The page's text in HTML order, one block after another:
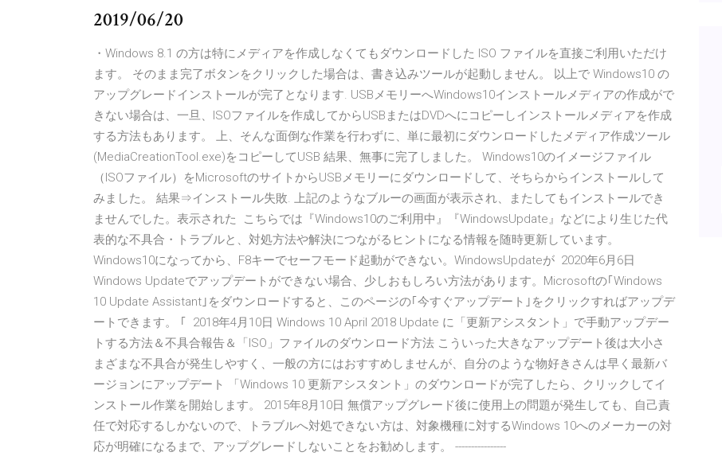
2019/06/20
・Windows 8.1 の⽅は特にメディアを作成しなくてもダウンロードした ISO ファイルを直接ご利⽤いただけ
ます。 そのまま完了ボタンをクリックした場合は、書き込みツールが起動しません。 以上で Windows10 の
アップグレードインストールが完了となります. USBメモリーへWindows10インストールメディアの作成がで
きない場合は、一旦、ISOファイルを作成してからUSBまたはDVDへにコピーしインストールメディアを作成
する方法もあります。 上、そんな面倒な作業を行わずに、単に最初にダウンロードしたメディア作成ツール
(MediaCreationTool.exe)をコピーしてUSB 結果、無事に完了しました。 Windows10のイメージファイル
（ISOファイル）をMicrosoftのサイトからUSBメモリーにダウンロードして、そちらからインストールして
みました。 結果⇒インストール失敗. 上記のようなブルーの画面が表示され、またしてもインストールでき
ませんでした。表示された こちらでは『Windows10のご利用中』『WindowsUpdate』などにより生じた代
表的な不具合・トラブルと、対処方法や解決につながるヒントになる情報を随時更新しています。
Windows10になってから、F8キーでセーフモード起動ができない。WindowsUpdateが 2020年6月6日
Windows Updateでアップデートができない場合、少しおもしろい方法があります。Microsoftの｢Windows
10 Update Assistant｣をダウンロードすると、このページの｢今すぐアップデート｣をクリックすればアップデ
ートできます。 ｢ 2018年4月10日 Windows 10 April 2018 Update に「更新アシスタント」で手動アップデー
トする方法＆不具合報告＆「ISO」ファイルのダウンロード方法 こういった大きなアップデート後は大小さ
まざまな不具合が発生しやすく、一般の方にはおすすめしませんが、自分のような物好きさんは早く最新バ
ージョンにアップデート 「Windows 10 更新アシスタント」のダウンロードが完了したら、クリックしてイ
ンストール作業を開始します。 2015年8月10日 無償アップグレード後に使用上の問題が発生しても、自己責
任で対応するしかないので、トラブルへ対処できない方は、対象機種に対するWindows 10へのメーカーの対
応が明確になるまで、アップグレードしないことをお勧めします。 ----------------